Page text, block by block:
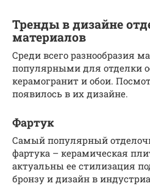
Тренды в дизайне
материалов
Среди всего разнообразия
популярными для отделки
керамогранит и обои.
появилось в их дизайне.
Фартук
Самый популярный
фартука – керамическая
актуальны ее стилизация
бронзу и дизайн в